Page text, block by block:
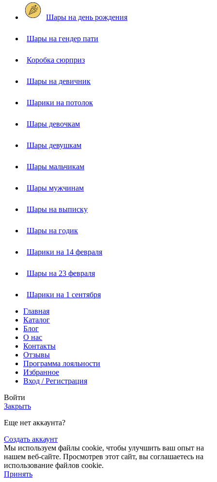
Шары на день рождения
Шары на гендер пати
Коробка сюрприз
Шары на девичник
Шарики на потолок
Шары девочкам
Шары девушкам
Шары мальчикам
Шары мужчинам
Шары на выписку
Шары на годик
Шарики на 14 февраля
Шары на 23 февраля
Шарики на 1 сентября
Главная
Каталог
Блог
О нас
Контакты
Отзывы
Программа лояльности
Избранное
Вход / Регистрация
Войти
Закрыть
Еще нет аккаунта?
Создать аккаунт
Мы используем файлы cookie, чтобы улучшить ваш опыт на
нашем веб-сайте. Просмотрев этот сайт, вы соглашаетесь на
использование файлов cookie.
Принять